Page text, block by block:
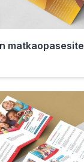
matkaopasesite